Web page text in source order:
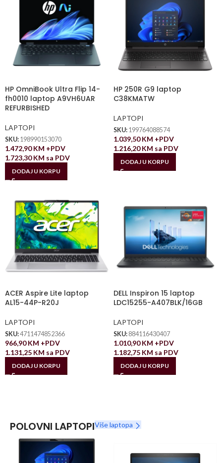
HP OmniBook Ultra Flip 14-
fh0010 laptop A9VH6UAR
REFURBISHED
LAPTOPI
SKU: 198990153070
1.472,90KM +PDV
1.723,30KM sa PDV
DODAJ U KORPU
HP 250R G9 laptop
C38KMATW
LAPTOPI
SKU: 199764088574
1.039,50KM +PDV
1.216,20KM sa PDV
DODAJ U KORPU
ACER Aspire Lite laptop
AL15-44P-R20J
LAPTOPI
SKU:4711474852366
966,90KM +PDV
1.131,25 KM sa PDV
DODAJ U KORPU
DELL Inspiron 15 laptop
LDC15255-A407BLK/16GB
LAPTOPI
SKU: 884116430407
1.010,90KM +PDV
1.182,75 KM sa PDV
DODAJ U KORPU
POLOVNI LAPTOPIViše laptopa